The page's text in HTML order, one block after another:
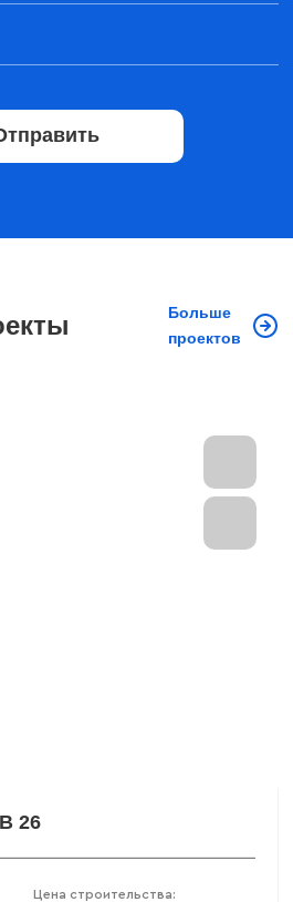
Больше
проектов
26
Цена строительства: